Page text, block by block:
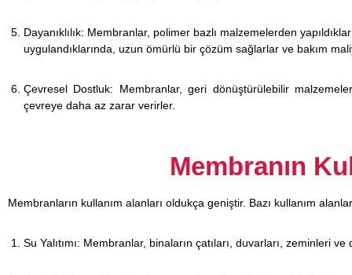
Dayanıklılık: Membranlar, polimer bazlı malzemelerden
uygulandıklarında, uzun ömürlü bir çözüm sağlarlar ve bakım
Çevresel Dostluk: Membranlar, geri dönüştürülebilir
çevreye daha az zarar verirler.
Membranın
Membranların kullanım alanları oldukça geniştir. Bazı kullanım
Su Yalıtımı: Membranlar, binaların çatıları, duvarları, zeminleri